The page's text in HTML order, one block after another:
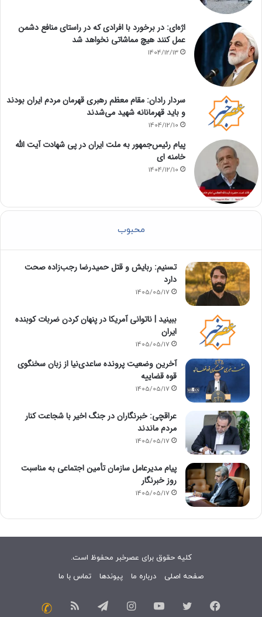
اژه‌ای: در برخورد با افرادی که در راستای منافع دشمن
عمل کنند هیچ مماشاتی نخواهد شد
1404/12/13
سردار رادان: مقام معظم رهبری قهرمان مردم ایران بودند
و باید قهرمانانه شهید می‌شدند
1404/12/10
پیام رئیس‌جمهور به ملت ایران در پی شهادت آیت الله
خامنه ای
1404/12/10
محبوب
تسنیم: ربایش و قتل حمیدرضا رجب‌زاده صحت
دارد
1405/05/17
‏ببینید | ناتوانی آمریکا در پنهان کردن ضربات کوبنده
ایران
1405/05/17
آخرین وضعیت پرونده ساعدی‌نیا از زبان سخنگوی
قوه قضاییه
1405/05/17
عراقچی: خبرنگاران در جنگ اخیر با شجاعت کنار
مردم ماندند
1405/05/17
پیام مدیرعامل سازمان تأمین اجتماعی به مناسبت
روز خبرنگار
1405/05/17
کلیه حقوق برای عصرخبر محفوظ است.
صفحه اصلی
درباره ما پیوندها تماس با ما
فیسبوک توییتر یوتیوب اینستاگرامتلگرام خوراک